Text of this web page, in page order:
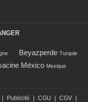
Beyazperde Turquie
México Mexique
Publicité CGU CGV